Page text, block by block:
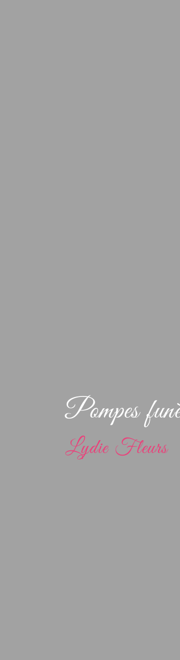
Pompes
Lydie Fleurs